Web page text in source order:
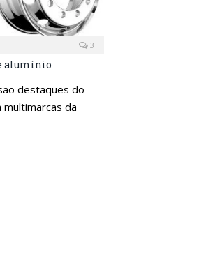
3
alumínio
destaques do
multimarcas da